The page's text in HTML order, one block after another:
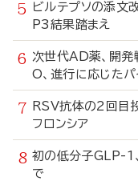
ビルテプソの添
P3結果踏まえ
次世代AD薬、開
O、進行に応じたパ
RSV抗体の2回
フロンシア
初の低分子GLP-1
で